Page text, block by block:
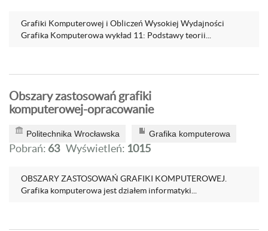
Grafiki Komputerowej i Obliczeń Wysokiej Wydajności
Grafika Komputerowa wykład 11: Podstawy teorii...
Obszary zastosowań grafiki
komputerowej-opracowanie
Politechnika Wrocławska Grafika komputerowa
Pobrań: 63 Wyświetleń: 1015
OBSZARY ZASTOSOWAŃ GRAFIKI KOMPUTEROWEJ.
Grafika komputerowa jest działem informatyki...